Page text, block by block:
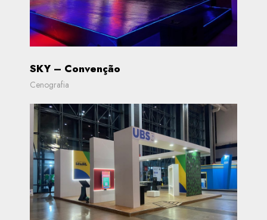
SKY – Convenção
Cenografia